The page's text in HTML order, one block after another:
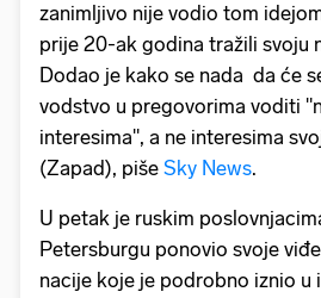
zanimljivo nije vodio tom
prije 20-ak godina tražili svoju
Dodao je kako se nada da će
vodstvo u pregovorima voditi
interesima", a ne interesima
(Zapad), piše Sky News.
U petak je ruskim
Petersburgu ponovio svoje
nacije koje je podrobno iznio u